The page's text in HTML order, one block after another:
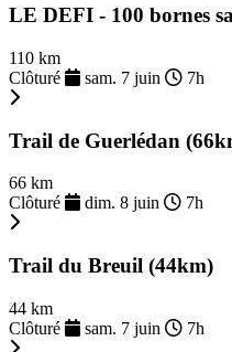
LE DEFI - 100 bornes
110 km
Clôturé
sam. 7 juin 7h
Trail de Guerlédan
66 km
Clôturé
dim. 8 juin 7h
Trail du Breuil (44km)
44 km
Clôturé
sam. 7 juin 7h